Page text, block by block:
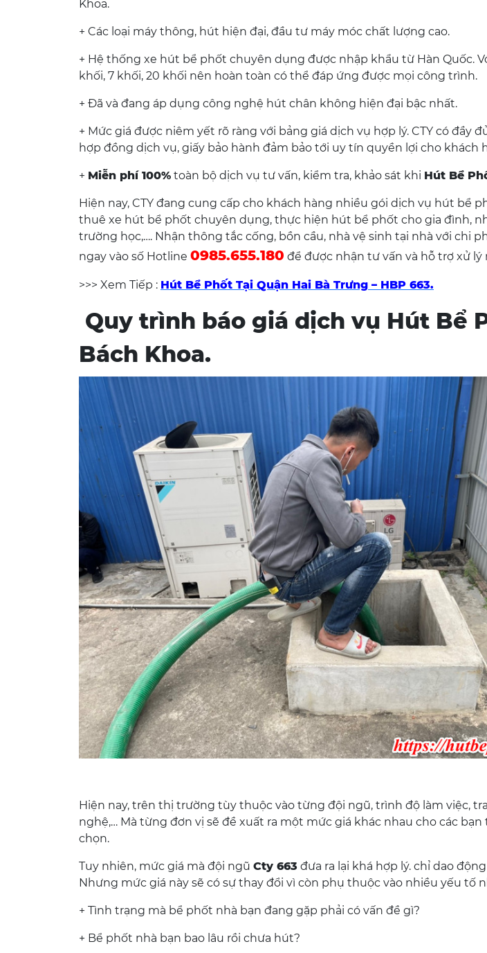
Khoa.
+ Các loại máy thông, hút hiện đại, đầu tư máy móc chất lượng cao.
+ Hệ thống xe hút bể phốt chuyên dụng được nhập khẩu từ Hàn Quốc.
khối, 7 khối, 20 khối nên hoàn toàn có thể đáp ứng được mọi công trình.
+ Đã và đang áp dụng công nghệ hút chân không hiện đại bậc nhất.
+ Mức giá được niêm yết rõ ràng với bảng giá dịch vụ hợp lý. CTY có đầy
hợp đồng dịch vụ, giấy bảo hành đảm bảo tới uy tín quyền lợi cho khách
+ Miễn phí 100% toàn bộ dịch vụ tư vấn, kiểm tra, khảo sát khi Hút Bể
Hiện nay, CTY đang cung cấp cho khách hàng nhiều gói dịch vụ hút bể
thuê xe hút bể phốt chuyên dụng, thực hiện hút bể phốt cho gia đình,
trường học,…. Nhận thông tắc cống, bồn cầu, nhà vệ sinh tại nhà với chi
ngay vào số Hotline 0985.655.180 để được nhận tư vấn và hỗ trợ xử lý
>>> Xem Tiếp : Hút Bể Phốt Tại Quận Hai Bà Trưng – HBP 663.
Quy trình báo giá dịch vụ Hút Bể
Bách Khoa.
Hiện nay, trên thị trường tùy thuộc vào từng đội ngũ, trình độ làm việc,
nghệ,… Mà từng đơn vị sẽ đề xuất ra một mức giá khác nhau cho các bạn
chọn.
Tuy nhiên, mức giá mà đội ngũ Cty 663 đưa ra lại khá hợp lý. chỉ dao
Nhưng mức giá này sẽ có sự thay đổi vì còn phụ thuộc vào nhiều yếu tố
+ Tình trạng mà bể phốt nhà bạn đang gặp phải có vấn đề gì?
+ Bể phốt nhà bạn bao lâu rồi chưa hút?